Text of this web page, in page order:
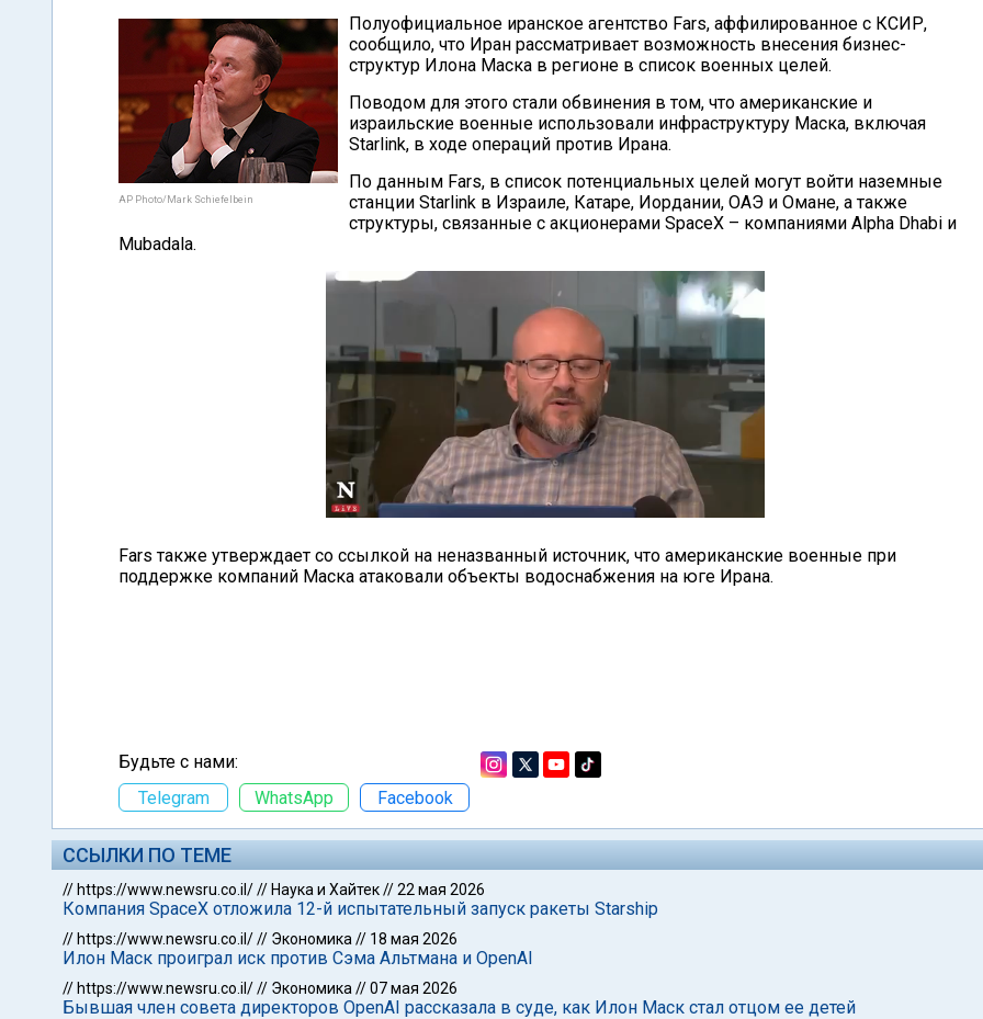
AP Photo/Mark Schiefelbein
Полуофициальное иранское агентство Fars, аффилированное с КСИР,
сообщило, что Иран рассматривает возможность внесения бизнес-
структур Илона Маска в регионе в список военных целей.
Поводом для этого стали обвинения в том, что американские и
израильские военные использовали инфраструктуру Маска, включая
Starlink, в ходе операций против Ирана.
По данным Fars, в список потенциальных целей могут войти наземные
станции Starlink в Израиле, Катаре, Иордании, ОАЭ и Омане, а также
структуры, связанные с акционерами SpaceX – компаниями Alpha Dhabi и
Mubadala.
Fars также утверждает со ссылкой на неназванный источник, что американские военные при
поддержке компаний Маска атаковали объекты водоснабжения на юге Ирана.
Будьте с нами:
Telegram
WhatsApp Facebook
ССЫЛКИ ПО ТЕМЕ
// https://www.newsru.co.il/// Наука и Хайтек//22 мая 2026
Компания SpaceX отложила 12-й испытательный запуск ракеты Starship
// https://www.newsru.co.il/// Экономика // 18 мая 2026
Илон Маск проиграл иск против Сэма Альтмана и OpenAI
// https://www.newsru.co.il/// Экономика //07 мая 2026
Бывшая член совета директоров OpenAI рассказала в суде, как Илон Маск стал отцом ее детей